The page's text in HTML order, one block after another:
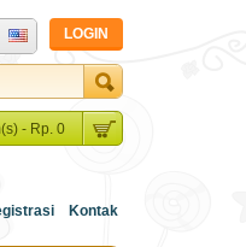
LOGIN
- Rp. 0
Kontak